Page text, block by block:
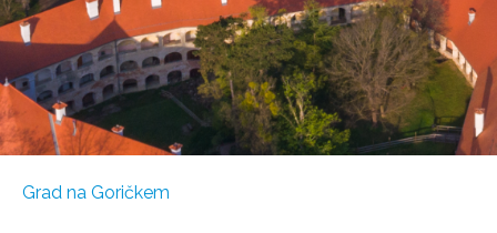
Grad na Goričkem